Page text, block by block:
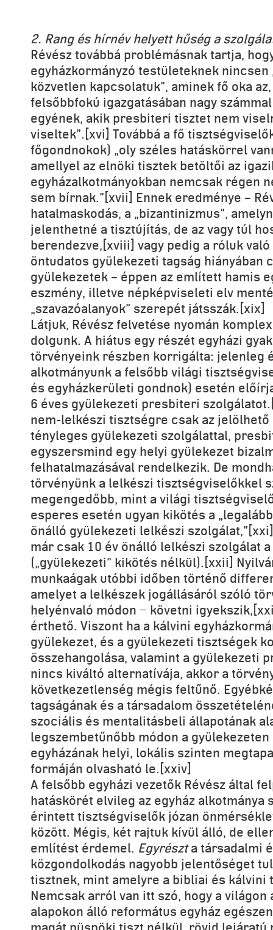
2. Rang és hírnév helyett hűség a
Révész továbbá problémásnak tartja,
egyházkormányzó testületeknek
közvetlen kapcsolatuk”, aminek fő oka az,
felsőbbfokú igazgatásában nagy
egyének, akik presbiteri tisztet nem
viseltek”.[xvi] Továbbá a fő
főgondnokok) „oly széles hatáskörrel
amellyel az elnöki tisztek betöltői az
egyházalkotmányokban nemcsak régen
sem bírnak.”[xvii] Ennek eredménye –
hatalmaskodás, a „bizantinizmus”,
jelenthetné a tisztújítás, de az vagy túl
berendezve,[xviii] vagy pedig a róluk
öntudatos gyülekezeti tagság hiányában
gyülekezetek – éppen az említett hamis
eszmény, illetve népképviseleti elv
„szavazóalanyok” szerepét játsszák.[xix]
Látjuk, Révész felvetése nyomán
dolgunk. A hiátus egy részét egyházi
törvényeink részben korrigálta: jelenleg
alkotmányunk a felsőbb világi
és egyházkerületi gondnok) esetén
6 éves gyülekezeti presbiteri
nem-lelkészi tisztségre csak az jelölhető
tényleges gyülekezeti szolgálattal,
egyszersmind egy helyi gyülekezet
felhatalmazásával rendelkezik. De
törvényünk a lelkészi tisztségviselőkkel
megengedőbb, mint a világi
esperes esetén ugyan kikötés a
önálló gyülekezeti lelkészi
már csak 10 év önálló lelkészi szolgálat
(„gyülekezeti” kikötés nélkül).[xxii]
munkaágak utóbbi időben történő
amelyet a lelkészek jogállásáról szóló
helyénvaló módon − követni
érthető. Viszont ha a kálvini
gyülekezet, és a gyülekezeti tisztségek
összehangolása, valamint a gyülekezeti
nincs kiváltó alternatívája, akkor a
következetlenség mégis feltűnő.
tagságának és a társadalom
szociális és mentalitásbeli állapotának
legszembetűnőbb módon a
egyházának helyi, lokális szinten
formáján olvasható le.[xxiv]
A felsőbb egyházi vezetők Révész által
hatáskörét elvileg az egyház alkotmánya
érintett tisztségviselők józan
között. Mégis, két rajtuk kívül álló, de
említést érdemel. Egyrészta társadalmi
közgondolkodás nagyobb jelentőséget
tisztnek, mint amelyre a bibliai és kálvini
Nemcsak arról van itt szó, hogy a
alapokon álló református egyház